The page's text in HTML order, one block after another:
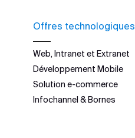
Offres technologiques
Web, Intranet et Extranet
Développement Mobile
Solution e-commerce
Infochannel & Bornes